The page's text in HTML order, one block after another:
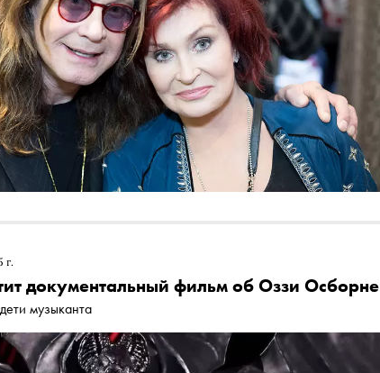
г.
документальный фильм об Оззи Осборне
музыканта